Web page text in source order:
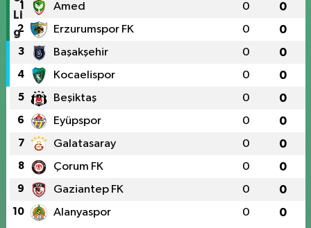
1 Amed 0 0
2 Erzurumspor FK 0 0
3 Başakşehir 0 0
4 Kocaelispor 0 0
5 Beşiktaş 0 0
6 Eyüpspor 0 0
7 Galatasaray 0 0
8 Çorum FK 0 0
9 Gaziantep FK 0 0
10 Alanyaspor 0 0